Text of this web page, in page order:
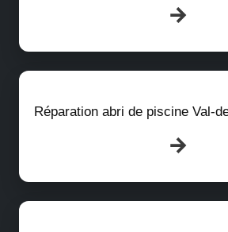
Réparation abri de piscine Val-